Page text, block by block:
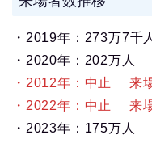
・2019年：273万7千
・2020年：202万人
・2012年：中止 来
・2022年：中止
来
・2023年：175万人